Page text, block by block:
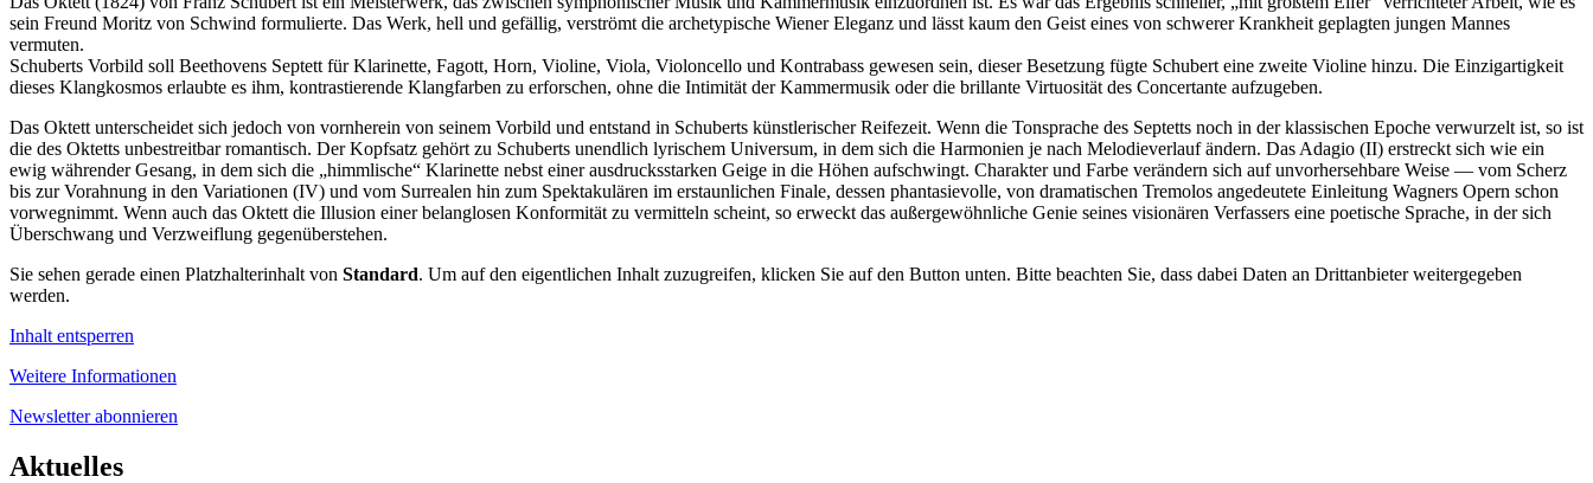
sein Freund Moritz von Schwind formulierte. Das Werk, hell und gefällig, verströmt die archetypische Wiener Eleganz und lässt kaum den Geist eines von schwerer Krankheit geplagten jungen Mannes
vermuten.
Schuberts Vorbild soll Beethovens Septett für Klarinette, Fagott, Horn, Violine, Viola, Violoncello und Kontrabass gewesen sein, dieser Besetzung fügte Schubert eine zweite Violine hinzu. Die Einzigartigkeit
dieses Klangkosmos erlaubte es ihm, kontrastierende Klangfarben zu erforschen, ohne die Intimität der Kammermusik oder die brillante Virtuosität des Concertante aufzugeben.
Das Oktett unterscheidet sich jedoch von vornherein von seinem Vorbild und entstand in Schuberts künstlerischer Reifezeit. Wenn die Tonsprache des Septetts noch in der klassischen Epoche verwurzelt ist, so ist
die des Oktetts unbestreitbar romantisch. Der Kopfsatz gehört zu Schuberts unendlich lyrischem Universum, in dem sich die Harmonien je nach Melodieverlauf ändern. Das Adagio (II) erstreckt sich wie ein
ewig währender Gesang, in dem sich die „himmlische“ Klarinette nebst einer ausdrucksstarken Geige in die Höhen aufschwingt. Charakter und Farbe verändern sich auf unvorhersehbare Weise — vom Scherz
bis zur Vorahnung in den Variationen (IV) und vom Surrealen hin zum Spektakulären im erstaunlichen Finale, dessen phantasievolle, von dramatischen Tremolos angedeutete Einleitung Wagners Opern schon
vorwegnimmt. Wenn auch das Oktett die Illusion einer belanglosen Konformität zu vermitteln scheint, so erweckt das außergewöhnliche Genie seines visionären Verfassers eine poetische Sprache, in der sich
Überschwang und Verzweiflung gegenüberstehen.
Sie sehen gerade einen Platzhalterinhalt von Standard. Um auf den eigentlichen Inhalt zuzugreifen, klicken Sie auf den Button unten. Bitte beachten Sie, dass dabei Daten an Drittanbieter weitergegeben
werden.
Inhalt entsperren
Weitere Informationen
Newsletter abonnieren
Aktuelles